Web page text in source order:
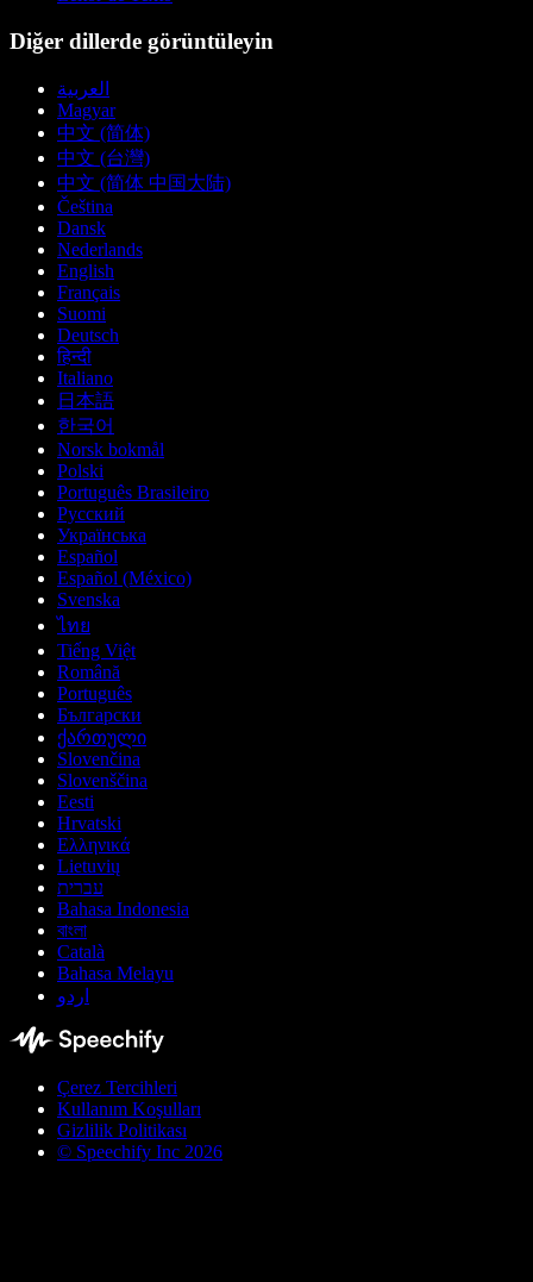
Diğer dillerde görüntüleyin
العربية
Magyar
中文 (简体)
中文 (台灣)
中文 (简体 中国大陆)
Čeština
Dansk
Nederlands
English
Français
Suomi
Deutsch
हिन्दी
Italiano
日本語
한국어
Norsk bokmål
Polski
Português Brasileiro
Русский
Українська
Español
Español (México)
Svenska
ไทย
Tiếng Việt
Română
Português
Български
ქართული
Slovenčina
Slovenščina
Eesti
Hrvatski
Ελληνικά
Lietuvių
עברית
Bahasa Indonesia
বাংলা
Català
Bahasa Melayu
اردو
Çerez Tercihleri
Kullanım Koşulları
Gizlilik Politikası
© Speechify Inc 2026